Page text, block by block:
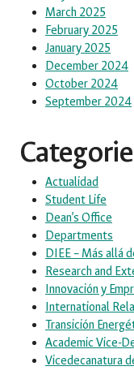
March 2025
February 2025
January 2025
December 2024
October 2024
September 2024
Actualidad
Student Life
Dean’s Office
Departments
DIEE – Más allá
Research and
Innovación y
International
Transición
Academic Vice-
Vicedecanatura